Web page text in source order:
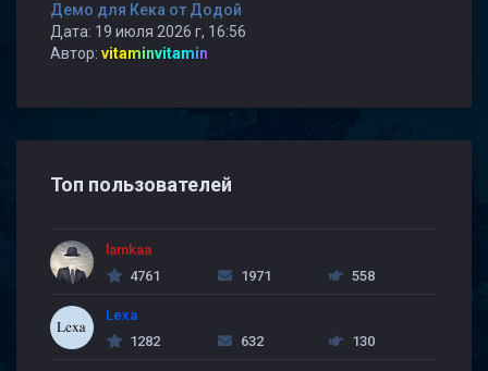
Демо для Кека от Додой
Дата: 19 июля 2026 г, 16:56
Автор: vitaminvitamin
Топ пользователей
lamkaa
4761
1971 558
Lexa
1282
632 130